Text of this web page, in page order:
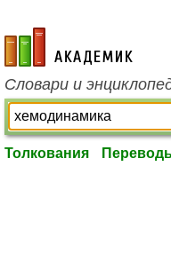
academic.ru
Словари и
Толкования